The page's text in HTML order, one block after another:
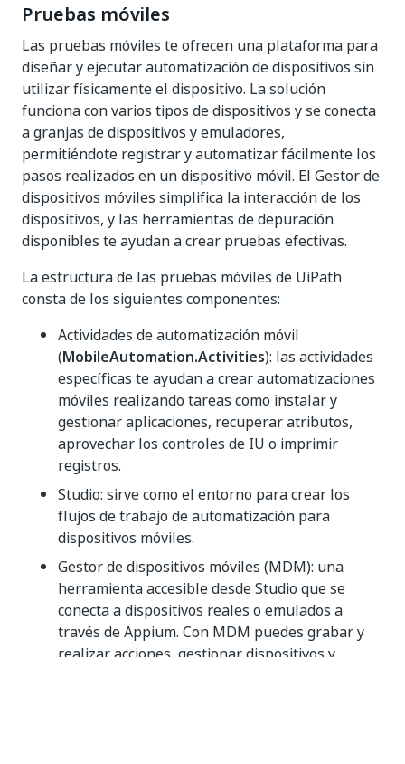
Pruebas móviles
Las pruebas móviles te ofrecen una plataforma para
diseñar y ejecutar automatización de dispositivos sin
utilizar físicamente el dispositivo. La solución
funciona con varios tipos de dispositivos y se conecta
a granjas de dispositivos y emuladores,
permitiéndote registrar y automatizar fácilmente los
pasos realizados en un dispositivo móvil. El Gestor de
dispositivos móviles simplifica la interacción de los
dispositivos, y las herramientas de depuración
disponibles te ayudan a crear pruebas efectivas.
La estructura de las pruebas móviles de UiPath
consta de los siguientes componentes:
Actividades de automatización móvil
(MobileAutomation.Activities): las actividades
específicas te ayudan a crear automatizaciones
móviles realizando tareas como instalar y
gestionar aplicaciones, recuperar atributos,
aprovechar los controles de IU o imprimir
registros.
Studio: sirve como el entorno para crear los
flujos de trabajo de automatización para
dispositivos móviles.
Gestor de dispositivos móviles (MDM): una
herramienta accesible desde Studio que se
conecta a dispositivos reales o emulados a
través de Appium. Con MDM puedes grabar y
realizar acciones, gestionar dispositivos y